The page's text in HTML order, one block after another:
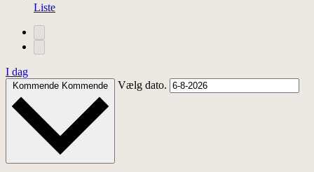
Liste
I dag
Kommende Kommende Vælg dato.